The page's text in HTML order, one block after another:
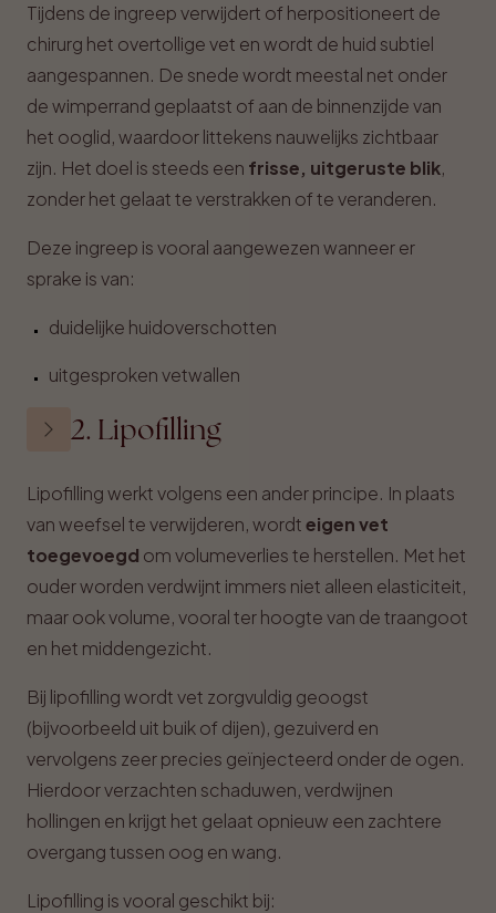
Tijdens de ingreep verwijdert of herpositioneert de
chirurg het overtollige vet en wordt de huid subtiel
aangespannen. De snede wordt meestal net onder
de wimperrand geplaatst of aan de binnenzijde van
het ooglid, waardoor littekens nauwelijks zichtbaar
zijn. Het doel is steeds een frisse, uitgeruste blik,
zonder het gelaat te verstrakken of te veranderen.
Deze ingreep is vooral aangewezen wanneer er
sprake is van:
duidelijke huidoverschotten
uitgesproken vetwallen
2. Lipofilling
Lipofilling werkt volgens een ander principe. In plaats
van weefsel te verwijderen, wordteigen vet
toegevoegd om volumeverlies te herstellen. Met het
ouder worden verdwijnt immers niet alleen elasticiteit,
maar ook volume, vooral ter hoogte van de traangoot
en het middengezicht.
Bij lipofilling wordt vet zorgvuldig geoogst
(bijvoorbeeld uit buik of dijen), gezuiverd en
vervolgens zeer precies geïnjecteerd onder de ogen.
Hierdoor verzachten schaduwen, verdwijnen
hollingen en krijgt het gelaat opnieuw een zachtere
overgang tussen oog en wang.
Lipofilling is vooral geschikt bij: